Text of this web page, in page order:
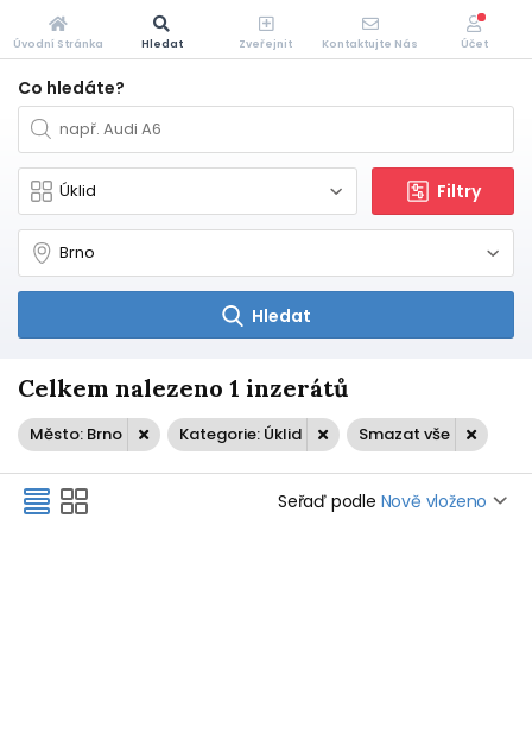
Co hledáte?
Filtry
Hledat
Celkem nalezeno 1 inzerátů
Město: Brno Kategorie: Úklid Smazat vše
Seřaď podle Nově vloženo
Úvodní Stránka Hledat Zveřejnit Kontaktujte Nás Účet